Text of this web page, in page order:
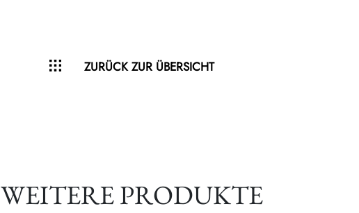
ZURÜCK ZUR ÜBERSICHT
WEITERE PRODUKTE